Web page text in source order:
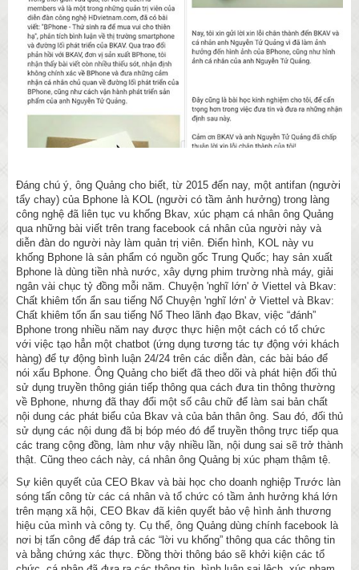
Đáng chú ý, ông Quảng cho biết, từ 2015 đến nay, một antifan (người
tẩy chay) của Bphone là KOL (người có tầm ảnh hưởng) trong làng
công nghệ đã liên tục vu khống Bkav, xúc phạm cá nhân ông Quảng
qua những bài viết trên trang facebook cá nhân của người này và
diễn đàn do người này làm quản trị viên. Điển hình, KOL này vu
khống Bphone là sản phẩm có nguồn gốc Trung Quốc; hay sản xuất
Bphone là dùng tiền nhà nước, xây dựng phim trường nhà máy, giải
ngân vài chục tỷ đồng mỗi năm. Chuyện 'nghĩ lớn' ở Viettel và Bkav:
Chất khiêm tốn ẩn sau tiếng Nổ Chuyện 'nghĩ lớn' ở Viettel và Bkav:
Chất khiêm tốn ẩn sau tiếng Nổ Theo lãnh đạo Bkav, việc “đánh”
Bphone trong nhiều năm nay được thực hiện một cách có tổ chức
với việc tạo hẳn một chatbot (ứng dụng tương tác tự động với khách
hàng) để tự động bình luận 24/24 trên các diễn đàn, các bài báo để
nói xấu Bphone. Ông Quảng cho biết đã theo dõi và phát hiện đối thủ
sử dụng truyền thông gián tiếp thông qua cách đưa tin thông thường
về Bphone, nhưng đã thay đổi một số câu chữ để làm sai bản chất
nội dung các phát biểu của Bkav và của bản thân ông. Sau đó, đối thủ
sử dụng các nội dung đã bị bóp méo đó để truyền thông trực tiếp qua
các trang cộng đồng, làm như vậy nhiều lần, nội dung sai sẽ trở thành
thật. Cũng theo cách này, cá nhân ông Quảng bị xúc phạm thậm tệ.
Sự kiên quyết của CEO Bkav và bài học cho doanh nghiệp Trước làn
sóng tấn công từ các cá nhân và tổ chức có tầm ảnh hưởng khá lớn
trên mạng xã hội, CEO Bkav đã kiên quyết bảo vệ hình ảnh thương
hiệu của mình và công ty. Cụ thể, ông Quảng dùng chính facebook là
nơi bị tấn công để đáp trả các “lời vu khống” thông qua các thông tin
và bằng chứng xác thực. Đồng thời thông báo sẽ khởi kiện các tổ